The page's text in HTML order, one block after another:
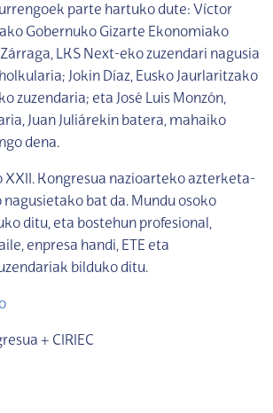
parte hartuko dute: Víctor
Gobernuko Gizarte Ekonomiako
LKS Next-eko zuzendari nagusia
Jokin Díaz, Eusko Jaurlaritzako
zuzendaria; eta José Luis Monzón,
Juan Juliárekin batera, mahaiko
dena.
XXII. Kongresua nazioarteko azterketa-
bat da. Mundu osoko
ditu, eta bostehun profesional,
enpresa handi, ETE eta
bilduko ditu.
+ CIRIEC